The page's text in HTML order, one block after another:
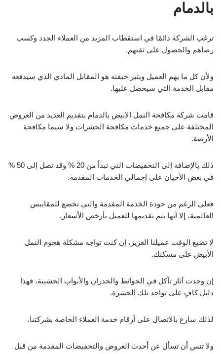
بالدمام
ترغب الشركة دائمًا في استقطاب المزيد من العملاء الجدد وكسب
رضاهم والحصول على ثقتهم.
ولأن كل ما يهم العميل ويثير خيفته هو المقابل المادي الذي سيدفعه
مقابل الخدمة التي سيحصل عليها.
قامت شركة مكافحة النمل الابيض بالدمام بتقديم العديد من العروض
المختلفة على جميع خدمات مكافحة الحشرات ولا سيما مكافحة
الأرضة.
ذلك بالإضافة إلى التخفيضات التي تبدأ من 20 % وقد تصل إلى 50 %
في بعض الأحيان على إجمالي الخدمات المقدمة.
فعلى الرغم من جودة الخدمة المقدمة والتي تخضع للمقاييس
العالمية، إلا أنها يتم تقديمها للعميل بأرخص الأسعار.
لا تضيع الوقت عميلنا العزيز، إن كنت تواجه مشكلة هجوم النمل
الأبيض على مسكنك.
إن وجدت آثار تآكل في الحوائط والجدران والأبواب الخشبية، فهذا
دليل كافٍ على تواجد تلك الحشرة.
لذلك سارع بالاتصال على أرقام خدمة العملاء الخاصة بشركتنا.
ولا تنس أن تسأل عن أحدث العروض والتخفيضات المقدمة من قبل